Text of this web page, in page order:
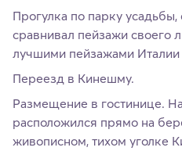
Прогулка по парку
сравнивал пейзажи
лучшими пейзажами
Переезд в Кинешму.
Размещение в гостинице.
расположился прямо на
живописном, тихом уголке